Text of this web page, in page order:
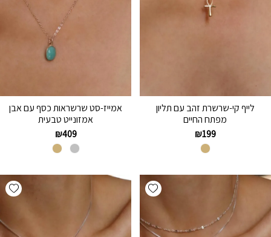
לייף קי-שרשרת זהב עם תליון
מפתח החיים
₪199
אמייז-סט שרשראות כסף עם אבן
אמזונייט טבעית
₪409
Add wishlist